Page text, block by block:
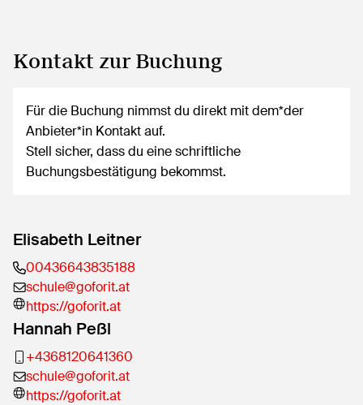
Kontakt zur Buchung
Für die Buchung nimmst du direkt mit dem*der
Anbieter*in Kontakt auf.
Stell sicher, dass du eine schriftliche
Buchungsbestätigung bekommst.
Elisabeth Leitner
00436643835188
schule@goforit.at
https://goforit.at
Hannah Peßl
+4368120641360
schule@goforit.at
https://goforit.at